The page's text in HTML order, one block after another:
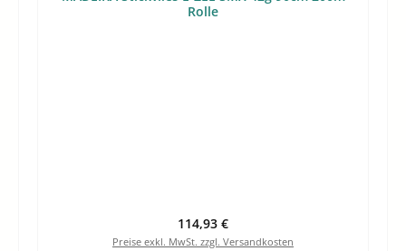
Rolle
Regulärer Preis:
114,93 €
Preise exkl. MwSt. zzgl. Versandkosten